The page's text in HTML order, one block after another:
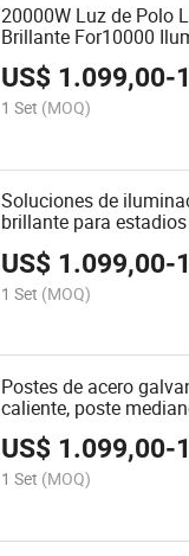
20000W Luz de Polo
Brillante For10000
Metro Cuadrado
US$ 1.099,00-
1 Set (MOQ)
Soluciones de
brillante para
US$ 1.099,00-
1 Set (MOQ)
Postes de acero
caliente, poste
luz de mástil alto LED
US$ 1.099,00-
1 Set (MOQ)